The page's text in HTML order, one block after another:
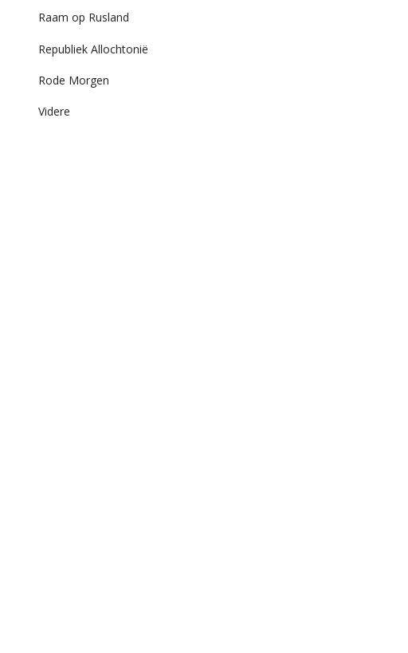
Raam op Rusland
Republiek Allochtonië
Rode Morgen
Videre